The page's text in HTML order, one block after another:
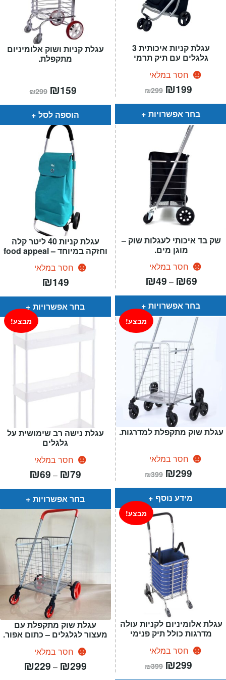
עגלת קניות ושוק אלומיניום
מתקפלת.
₪299 המחיר
המקורי
היה:
₪299.
₪159
הוא:
הוספה לסל
עגלת קניות איכותית 3
גלגלים עם תיק תרמי
חסר במלאי
₪299 המחיר
המקורי
היה:
₪299.
₪199
הוא:
בחר אפשרויות
עגלת קניות 40 ליטר קלה
וחזקה במיוחד – food appeal
חסר במלאי
₪149
בחר אפשרויות
שק בד איכותי לעגלות שוק –
מוגן מים.
חסר במלאי
₪49 – ₪69טווח
מחירים:
⁦₪49⁩
עד
בחר אפשרויות
עגלת נישה רב שימושית על
גלגלים
חסר במלאי
מבצע!
₪69 – ₪79
⁦₪69⁩
עד
בחר אפשרויות
עגלת שוק מתקפלת למדרגות.
חסר במלאי
מבצע!
₪399 המחיר
המקורי
היה:
₪399.
₪299
הוא:
מידע נוסף
עגלת שוק מתקפלת עם
מעצור לגלגלים – כתום אפור.
חסר במלאי
₪229 – ₪299
עגלת אלומיניום לקניות עולה
מדרגות כולל תיק פנימי
חסר במלאי
מבצע!
₪399 המחיר
המקורי
היה:
₪299
הוא: